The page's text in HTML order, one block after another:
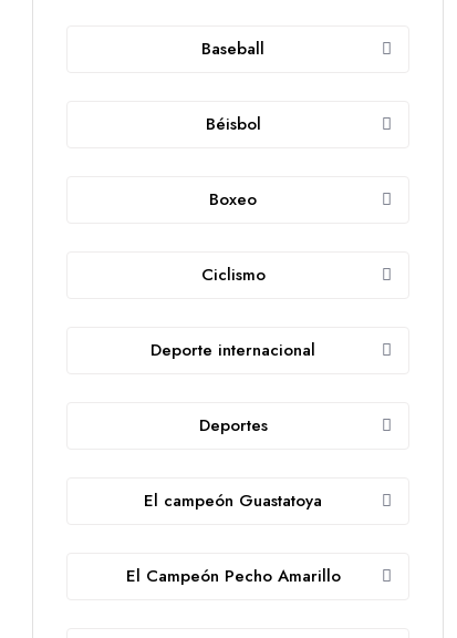
Baseball
Béisbol
Boxeo
Ciclismo
Deporte internacional
Deportes
El campeón Guastatoya
El Campeón Pecho Amarillo